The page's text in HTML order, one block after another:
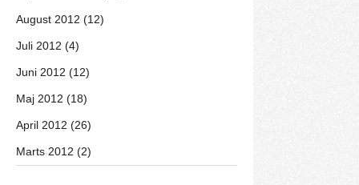
August 2012 (12)
Juli 2012 (4)
Juni 2012 (12)
Maj 2012 (18)
April 2012 (26)
Marts 2012 (2)